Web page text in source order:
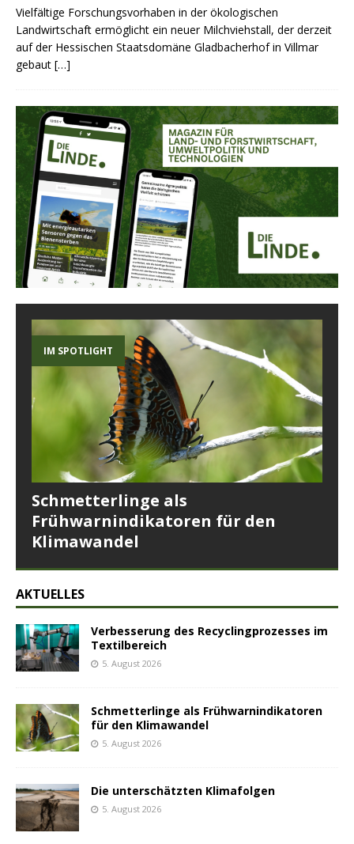
Vielfältige Forschungsvorhaben in der ökologischen
Landwirtschaft ermöglicht ein neuer Milchviehstall, der derzeit
auf der Hessischen Staatsdomäne Gladbacherhof in Villmar
gebaut […]
IM SPOTLIGHT
Schmetterlinge als
Frühwarnindikatoren für den
Klimawandel
AKTUELLES
Verbesserung des Recyclingprozesses im
Textilbereich
5. August 2026
Schmetterlinge als Frühwarnindikatoren
für den Klimawandel
5. August 2026
Die unterschätzten Klimafolgen
5. August 2026